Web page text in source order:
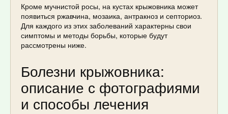
Кроме мучнистой росы, на кустах крыжовника может
появиться ржавчина, мозаика, антракноз и септориоз.
Для каждого из этих заболеваний характерны свои
симптомы и методы борьбы, которые будут
рассмотрены ниже.
Болезни крыжовника:
описание с фотографиями
и способы лечения